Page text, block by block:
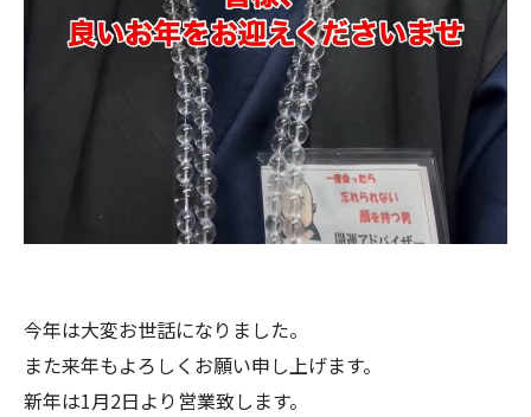
今年は大変お世話になりました。
また来年もよろしくお願い申し上げます。
新年は1月2日より営業致します。